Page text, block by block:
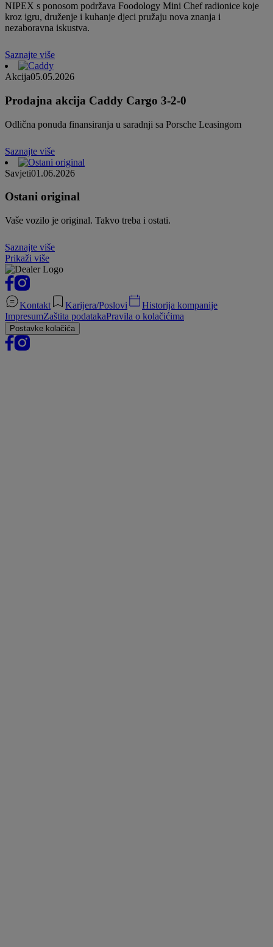
NIPEX s ponosom podržava Foodology Mini Chef radionice koje
kroz igru, druženje i kuhanje djeci pružaju nova znanja i
nezaboravna iskustva.
Saznajte više
Akcija05.05.2026
Prodajna akcija Caddy Cargo 3-2-0
Odlična ponuda finansiranja u saradnji sa Porsche Leasingom
Saznajte više
Savjeti01.06.2026
Ostani original
Vaše vozilo je original. Takvo treba i ostati.
Saznajte više
Prikaži više
Kontakt Karijera/Poslovi
Historija kompanije
ImpresumZaštita podatakaPravila o kolačićima
Postavke kolačića